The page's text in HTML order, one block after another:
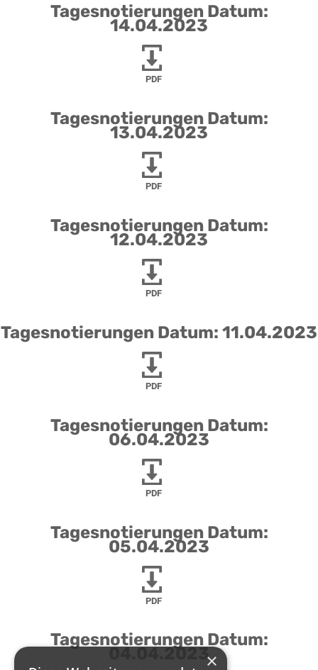
Tagesnotierungen Datum:
14.04.2023
PDF
Tagesnotierungen Datum:
13.04.2023
PDF
Tagesnotierungen Datum:
12.04.2023
PDF
Tagesnotierungen Datum: 11.04.2023
PDF
Tagesnotierungen Datum:
06.04.2023
PDF
Tagesnotierungen Datum:
05.04.2023
PDF
Tagesnotierungen Datum:
04.04.2023×